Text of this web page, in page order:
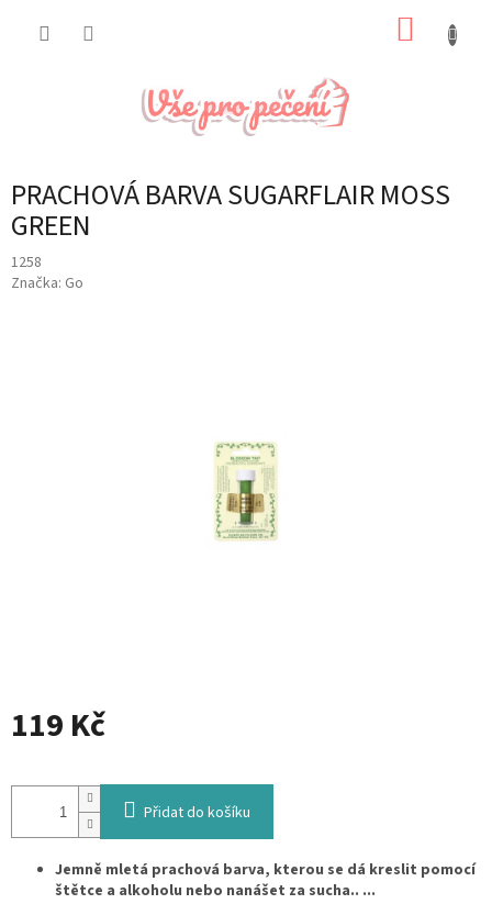
PRACHOVÁ BARVA SUGARFLAIR MOSS
GREEN
1258
Značka: Go
119 Kč
cena:
Přidat do košíku
Jemně mletá prachová barva, kterou se dá kreslit pomocí
štětce a alkoholu nebo nanášet za sucha.. ...